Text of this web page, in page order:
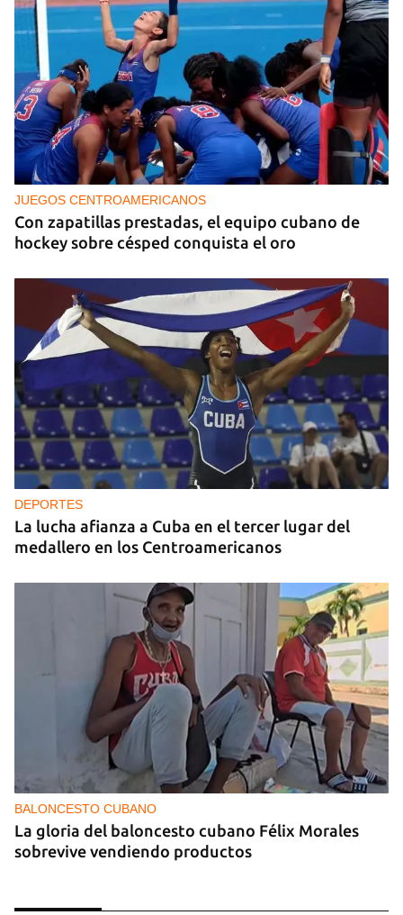
JUEGOS CENTROAMERICANOS
Con zapatillas prestadas, el equipo cubano de
hockey sobre césped conquista el oro
DEPORTES
La lucha afianza a Cuba en el tercer lugar del
medallero en los Centroamericanos
BALONCESTO CUBANO
La gloria del baloncesto cubano Félix Morales
sobrevive vendiendo productos